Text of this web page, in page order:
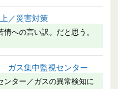
／災害対策
への言い訳。だと思う。
ガス集中監視センター
ンター／ガスの異常検知に